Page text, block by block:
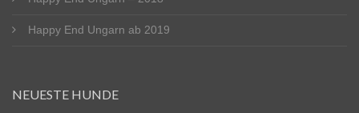
Happy End Ungarn ab 2019
NEUESTE HUNDE